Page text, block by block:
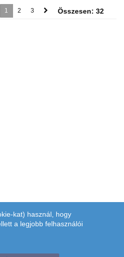
1 2 3 Összesen: 32
kat) használ, hogy
a legjobb felhasználói